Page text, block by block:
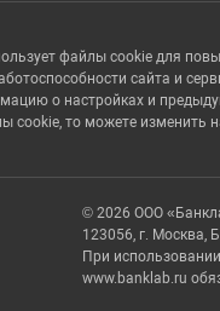
файлы cookie для
сайта и
о настройках и
cookie, то можете изменить
© 2026 ООО
123056, г. Москва,
При
www.banklab.ru